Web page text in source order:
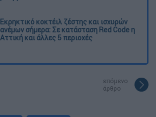
Εκρηκτικό κοκτέιλ ζέστης και ισχυρών
ανέμων σήμερα: Σε κατάσταση Red Code η
Αττική και άλλες 5 περιοχές
επόμενο
άρθρο